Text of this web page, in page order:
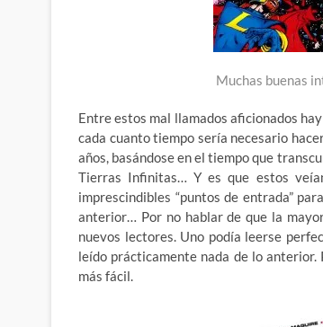
Muchas buenas
Entre estos mal llamados aficionados
cada cuanto tiempo sería necesario
años, basándose en el tiempo que
Tierras Infinitas… Y es que estos
imprescindibles “puntos de entrada”
anterior… Por no hablar de que la
nuevos lectores. Uno podía leerse
leído prácticamente nada de lo
más fácil.